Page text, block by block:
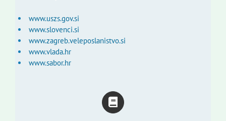
www.uszs.gov.si
www.slovenci.si
www.zagreb.veleposlanistvo.si
www.vlada.hr
www.sabor.hr